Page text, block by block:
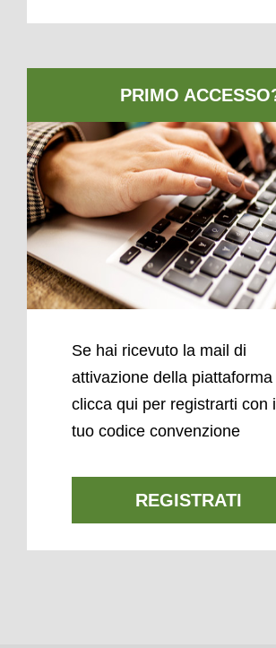
Se hai ricevuto la mail di
attivazione della piattaforma
clicca qui per registrarti con il
tuo codice convenzione
REGISTRATI